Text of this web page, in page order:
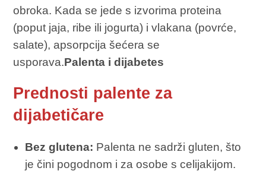
obroka. Kada se jede s izvorima proteina
(poput jaja, ribe ili jogurta) i vlakana (povrće,
salate), apsorpcija šećera se
usporava.Palenta i dijabetes
Prednosti palente za
dijabetičare
Bez glutena: Palenta ne sadrži gluten, što
je čini pogodnom i za osobe s celijakijom.